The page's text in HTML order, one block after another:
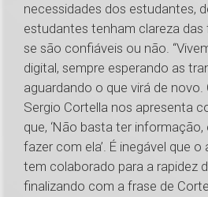
necessidades dos estudantes,
estudantes tenham clareza das
se são confiáveis ou não.
digital, sempre esperando as
aguardando o que virá de
Sergio Cortella nos apresenta
que, ‘Não basta ter
fazer com ela’. É inegável que
tem colaborado para a rapidez
finalizando com a frase de